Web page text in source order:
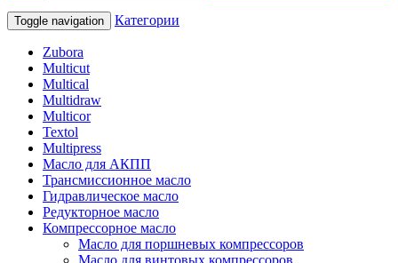
Toggle navigation Категории
Zubora
Multicut
Multical
Multidraw
Multicor
Textol
Multipress
Масло для АКПП
Трансмиссионное масло
Гидравлическое масло
Редукторное масло
Компрессорное масло
Масло для поршневых компрессоров
Масло для винтовых компрессоров